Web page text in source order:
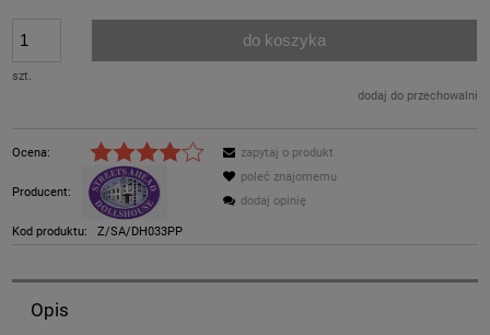
szt.
do koszyka
dodaj do przechowalni
Ocena:
Producent:
Kod produktu: Z/SA/DH033PP
zapytaj o produkt
poleć znajomemu
dodaj opinię
Opis